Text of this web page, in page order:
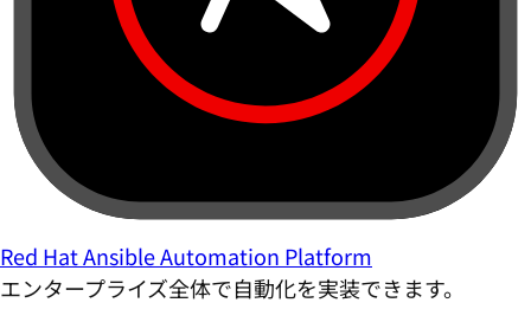
Red Hat Ansible Automation Platform
エンタープライズ全体で自動化を実装できます。